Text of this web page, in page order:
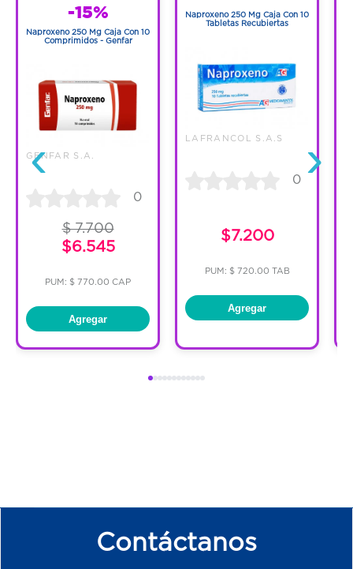
‹
-15%
Naproxeno 250 Mg Caja Con 10
Comprimidos - Genfar
GENFAR S.A.
0
$ 7.700
$6.545
PUM: $ 770.00 CAP
Agregar
Naproxeno 250 Mg Caja Con 10
Tabletas Recubiertas
LAFRANCOL S.A.S
0
$7.200
PUM: $ 720.00 TAB
Agregar
›
Contáctanos